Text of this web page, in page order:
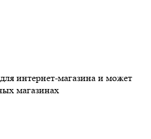
интернет-магазина и может
магазинах